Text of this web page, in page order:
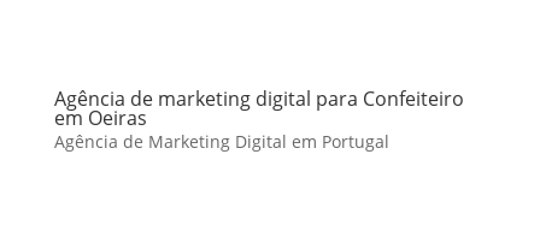
Agência de marketing digital para Confeiteiro
em Oeiras
Agência de Marketing Digital em Portugal